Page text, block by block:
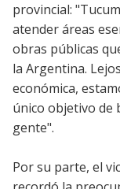
provincial:
atender áreas
obras públicas
la Argentina.
económica,
único objetivo de
gente".
Por su parte, el